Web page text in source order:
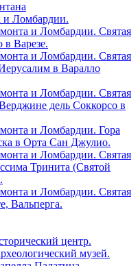
и Ломбардии.
и Ломбардии. Святая
в Варезе.
и Ломбардии. Святая
в Варалло
и Ломбардии. Святая
дель Соккорсо в
и Ломбардии. Гора
в Орта Сан Джулио.
и Ломбардии. Святая
Тринита (Святой
и Ломбардии. Святая
Вальперга.
центр.
музей.